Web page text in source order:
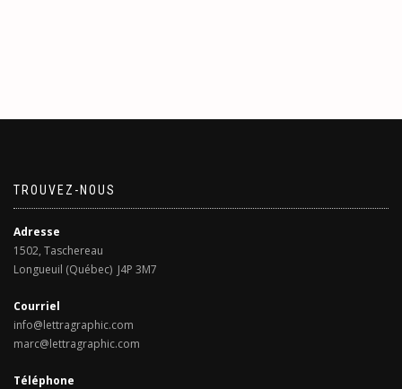
TROUVEZ-NOUS
Adresse
1502, Taschereau
Longueuil (Québec) J4P 3M7
Courriel
info@lettragraphic.com
marc@lettragraphic.com
Téléphone